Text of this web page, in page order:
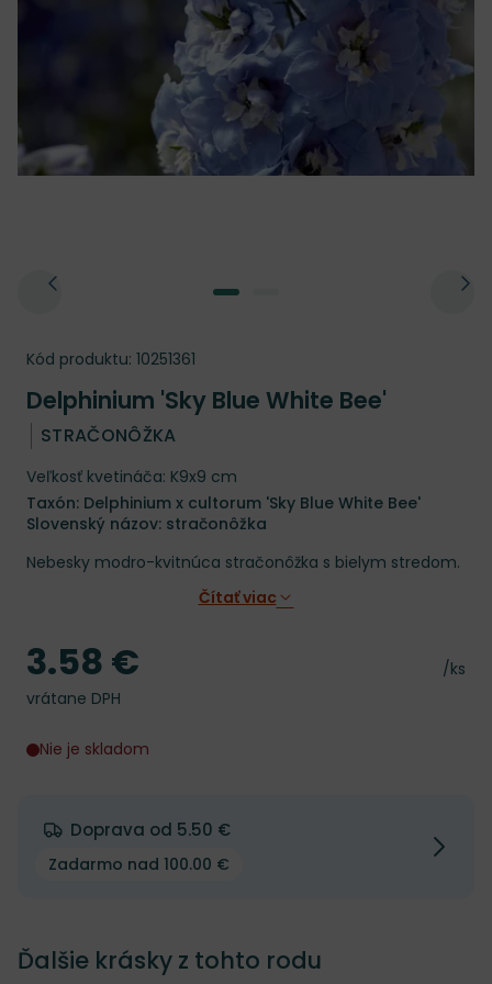
Kód produktu: 10251361
Delphinium 'Sky Blue White Bee'
STRAČONÔŽKA
Veľkosť kvetináča: K9x9 cm
Taxón: Delphinium x cultorum 'Sky Blue White Bee'
Slovenský názov: stračonôžka
Nebesky modro-kvitnúca stračonôžka s bielym stredom.
Čítať viac
Cena
/ks
Cena
3.58 €
vrátane DPH
Nie je skladom
Doprava od 5.50 €
Zadarmo nad 100.00 €
Ďalšie krásky z tohto rodu